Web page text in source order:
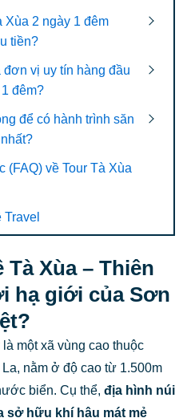
Xùa 2 ngày 1 đêm
tiền?
vị uy tín hàng đầu
đêm?
để có hành trình săn
(FAQ) về Tour Tà Xùa
Xùa – Thiên
hạ giới của Sơn
là một xã vùng cao thuộc
nằm ở độ cao từ 1.500m
biển. Cụ thể, địa hình núi
sở hữu khí hậu mát mẻ